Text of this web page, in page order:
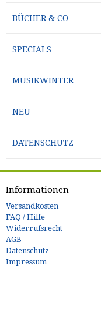
BÜCHER & CO
SPECIALS
MUSIKWINTER
NEU
DATENSCHUTZ
Informationen
Versandkosten
FAQ / Hilfe
Widerrufsrecht
AGB
Datenschutz
Impressum